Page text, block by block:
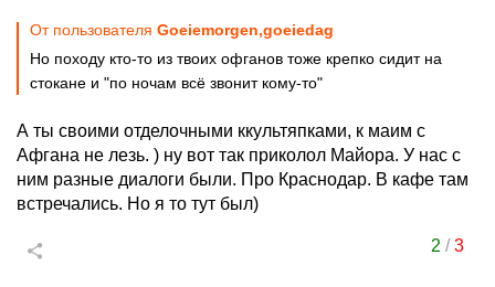
От пользователя Goeiemorgen,goeiedag
Но походу кто-то из твоих офганов тоже крепко сидит на
стокане и "по ночам всё звонит кому-то"
А ты своими отделочными ккультяпками, к маим с
Афгана не лезь. ) ну вот так приколол Майора. У нас с
ним разные диалоги были. Про Краснодар. В кафе там
встречались. Но я то тут был)
2 /3